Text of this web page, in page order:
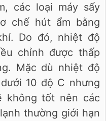
các loại máy sấy
chế hút ẩm bằng
Do đó, nhiệt độ
chỉnh được thấp
Mặc dù nhiệt độ
10 độ C nhưng
không tốt nên các
thường giới hạn